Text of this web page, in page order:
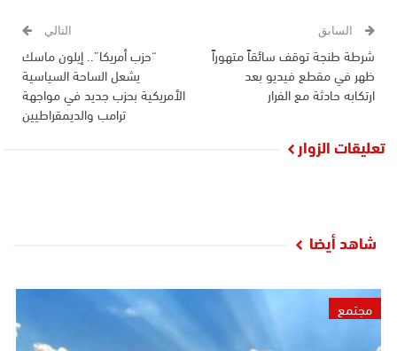
السابق
شرطة طنجة توقف سائقاً متهوراً
ظهر في مقطع فيديو بعد
ارتكابه حادثة مع الفرار
التالي
“حزب أمريكا”.. إيلون ماسك
يشعل الساحة السياسية
الأمريكية بحزب جديد في مواجهة
ترامب والديمقراطيين
تعليقات الزوار
شاهد أيضا
مجتمع